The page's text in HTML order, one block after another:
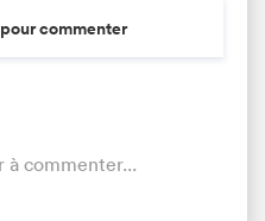
commenter
à commenter...